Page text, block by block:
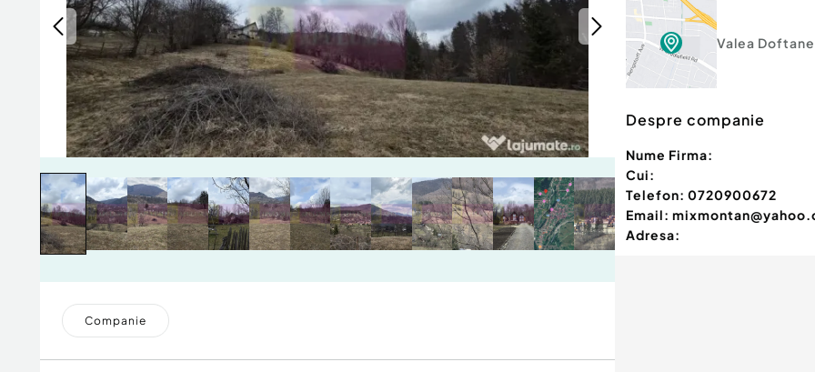
Companie
Valea
Despre companie
Nume Firma:
Cui:
Telefon: 0720900672
Email:
Adresa: